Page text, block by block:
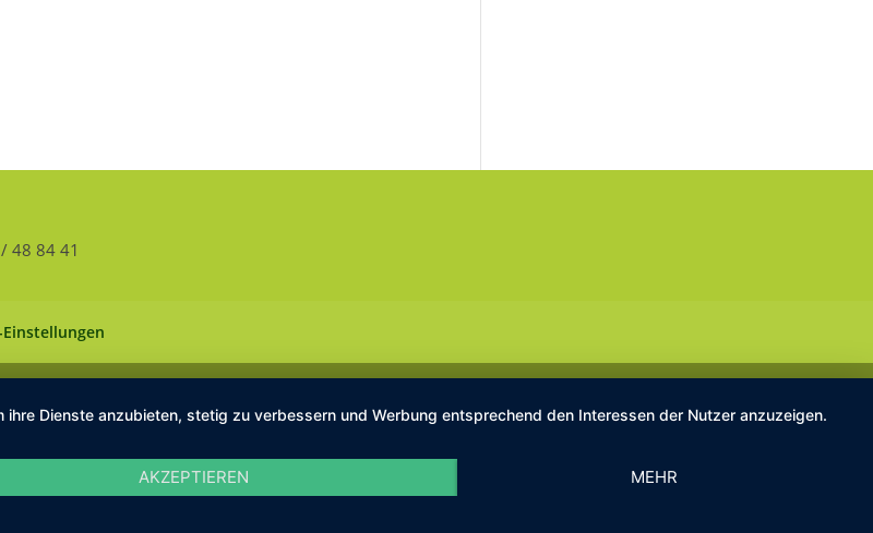
84 41
Dienste anzubieten, stetig zu verbessern und Werbung entsprechend den Interessen der Nutzer anzuzeigen.
AKZEPTIEREN MEHR